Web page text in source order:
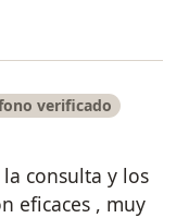
verificado
consulta y los
eficaces , muy